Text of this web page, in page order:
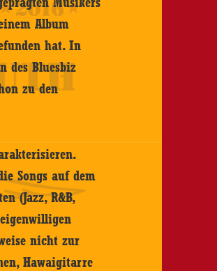
Album
hat. In
des Bluesbiz
zu den
Songs auf dem
(Jazz, R&B,
nicht zur
Hawaigitarre